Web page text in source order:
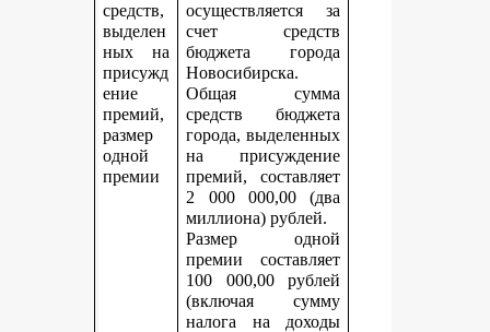
средств,
выделен
ных на
присужд
ение
премий,
размер
одной
премии
осуществляется за
счет средств
бюджета города
Новосибирска.
Общая сумма
средств бюджета
города, выделенных
на присуждение
премий, составляет
2 000 000,00 (два
миллиона) рублей.
Размер одной
премии составляет
100 000,00 рублей
(включая сумму
налога на доходы